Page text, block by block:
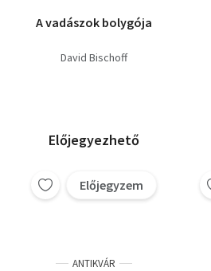
A vadászok bolygója
David Bischoff
Előjegyezhető
Előjegyzem
ANTIKVÁR